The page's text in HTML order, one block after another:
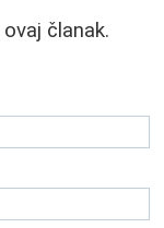
članak.